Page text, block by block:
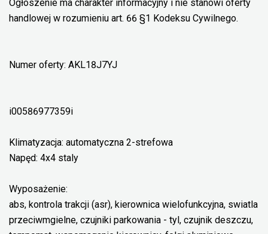
Ogłoszenie ma charakter informacyjny i nie stanowi oferty
handlowej w rozumieniu art. 66 §1 Kodeksu Cywilnego.
Numer oferty: AKL18J7YJ
i00586977359i
Klimatyzacja: automatyczna 2-strefowa
Napęd: 4x4 staly
Wyposażenie:
abs, kontrola trakcji (asr), kierownica wielofunkcyjna, swiatla
przeciwmgielne, czujniki parkowania - tyl, czujnik deszczu,